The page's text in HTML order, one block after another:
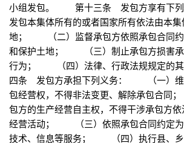
小组发包。 第十三条 发包方享有下
发包本集体所有的或者国家所有依法由本
地； （二）监督承包方依照承包合同约
和保护土地； （三）制止承包方损害承
行为； （四）法律、行政法规规定
四条 发包方承担下列义务： （一）维
包经营权，不得非法变更、解除承包合
包方的生产经营自主权，不得干涉承包方
经营活动； （三）依照承包合同约定为
技术、信息等服务； （四）执行县、乡